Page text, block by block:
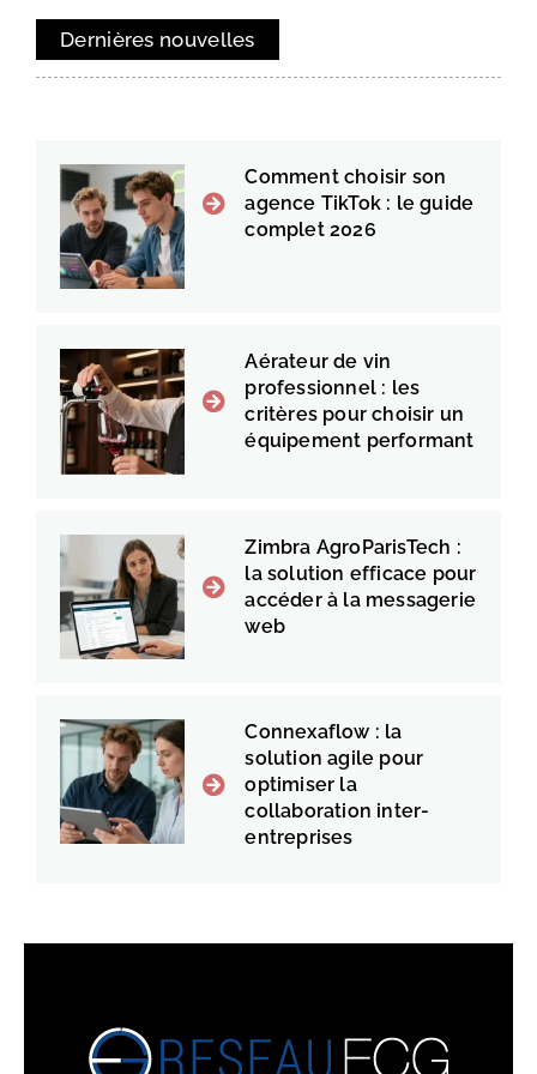
Dernières nouvelles
Comment choisir son
agence TikTok : le guide
complet 2026
Aérateur de vin
professionnel : les
critères pour choisir un
équipement performant
Zimbra AgroParisTech :
la solution efficace pour
accéder à la messagerie
web
Connexaflow : la
solution agile pour
optimiser la
collaboration inter-
entreprises